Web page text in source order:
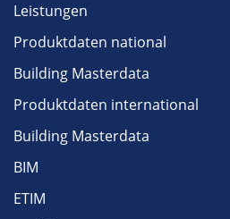
Leistungen
Produktdaten national
Building Masterdata
Produktdaten international
Building Masterdata
BIM
ETIM